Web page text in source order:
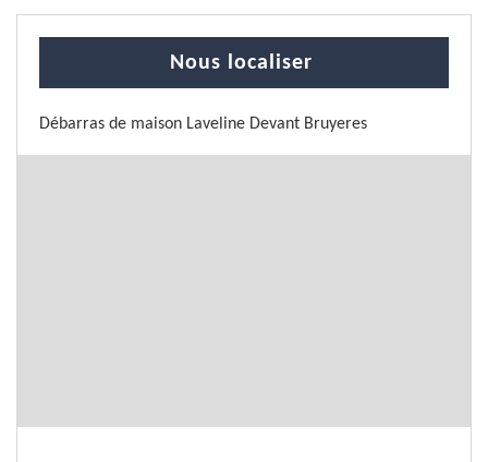
Nous localiser
Débarras de maison Laveline Devant Bruyeres